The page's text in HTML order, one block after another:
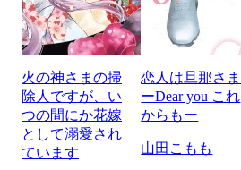
火の神さまの掃
除人ですが、い
つの間にか花嫁
として溺愛され
ています
恋人は旦那さま
ーDear you これ
からもー
山田こもも